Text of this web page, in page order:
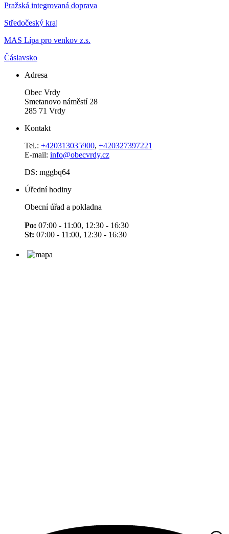
Pražská integrovaná doprava
Středočeský kraj
MAS Lípa pro venkov z.s.
Čáslavsko
Adresa
Obec Vrdy
Smetanovo náměstí 28
285 71 Vrdy
Kontakt
Tel.: +420313035900, +420327397221
E-mail: info@obecvrdy.cz
DS: mggbq64
Úřední hodiny
Obecní úřad a pokladna
Po: 07:00 - 11:00, 12:30 - 16:30
St: 07:00 - 11:00, 12:30 - 16:30